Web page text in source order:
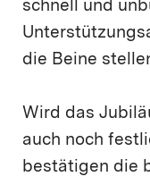
schnell und
die Beine
Wird das
auch noch
bestätigen die